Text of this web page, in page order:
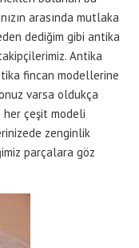
arasında mutlaka
dediğim gibi antika
Antika
fincan modellerine
varsa oldukça
çeşit modeli
zenginlik
parçalara göz